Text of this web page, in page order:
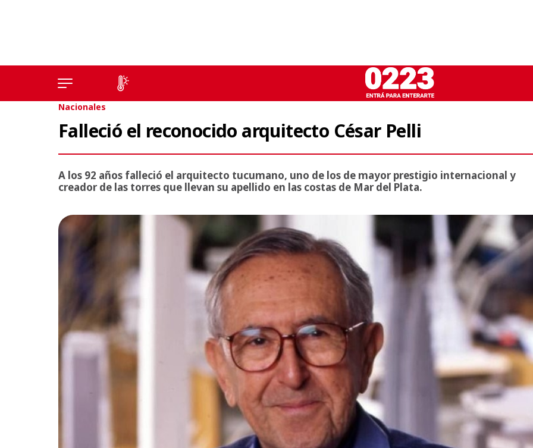
Nacionales
Falleció el reconocido arquitecto César Pelli
A los 92 años falleció el arquitecto tucumano, uno de los de mayor prestigio internacional y
creador de las torres que llevan su apellido en las costas de Mar del Plata.